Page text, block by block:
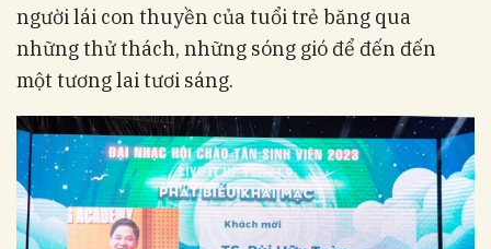
người lái con thuyền của tuổi trẻ băng qua
những thử thách, những sóng gió để đến đến
một tương lai tươi sáng.